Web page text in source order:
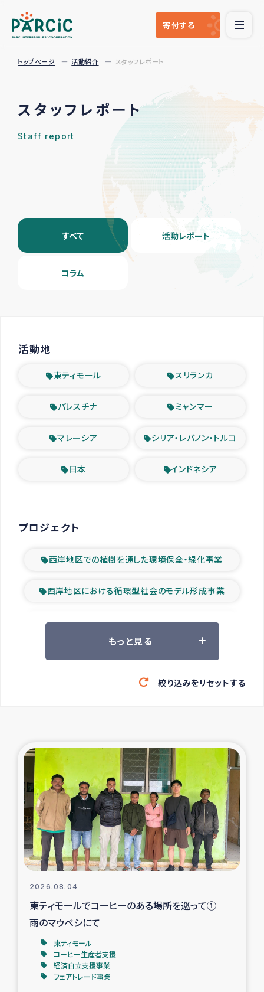
寄付する
トップページ 活動紹介 スタッフレポート
スタッフレポート
Staff report
すべて 活動レポート
コラム
活動地
東ティモール スリランカ
パレスチナ ミャンマー
マレーシア シリア・レバノン・トルコ
日本 インドネシア
プロジェクト
西岸地区での植樹を通した環境保全・緑化事業
西岸地区における循環型社会のモデル形成事業
ツアー参加者の声
緊急救援の時代
東ティモール豪雨緊急支援
大雨による洪水被災者支援
カカオ生産者支援事業
シリア国内避難民・帰還民の生活再建支援
トルコにおけるシリア難民支援事業
インドネシア中部 スラウェシの地震・津波被災者支援
スリランカ ジャフナ県干物事業
もっと見る
絞り込みをリセットする
2026.08.04
東ティモールでコーヒーのある場所を巡って①
雨のマウベシにて
東ティモール
コーヒー生産者支援
経済自立支援事業
フェアトレード事業